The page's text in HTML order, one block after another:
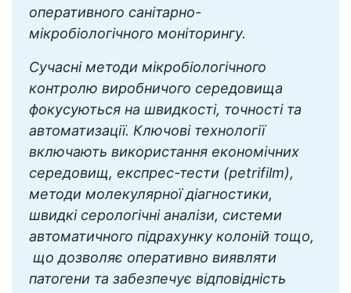
оперативного санітарно-
мікробіологічного моніторингу.
Сучасні методи мікробіологічного
контролю виробничого середовища
фокусуються на швидкості, точності та
автоматизації. Ключові технології
включають використання економічних
середовищ, експрес-тести (petrifilm),
методи молекулярної діагностики,
швидкі серологічні аналізи, системи
автоматичного підрахунку колоній тощо,
що дозволяє оперативно виявляти
патогени та забезпечує відповідність